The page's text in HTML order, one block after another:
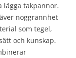
lägga takpannor.
noggrannhet
som tegel,
och kunskap.